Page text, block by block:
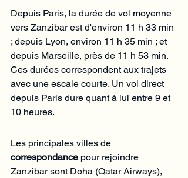
Depuis Paris, la durée de vol moyenne
vers Zanzibar est d'environ 11 h 33 min
; depuis Lyon, environ 11 h 35 min ; et
depuis Marseille, près de 11 h 53 min.
Ces durées correspondent aux trajets
avec une escale courte. Un vol direct
depuis Paris dure quant à lui entre 9 et
10 heures.
Les principales villes de
correspondance pour rejoindre
Zanzibar sont Doha (Qatar Airways),